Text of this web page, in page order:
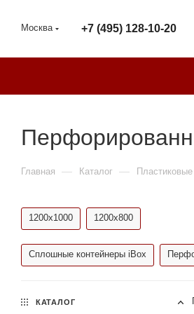
Москва +7 (495) 128-10-20
Главная — Каталог —
1200х1000 1200х800
Сплошные контейнеры iBox
КАТАЛОГ